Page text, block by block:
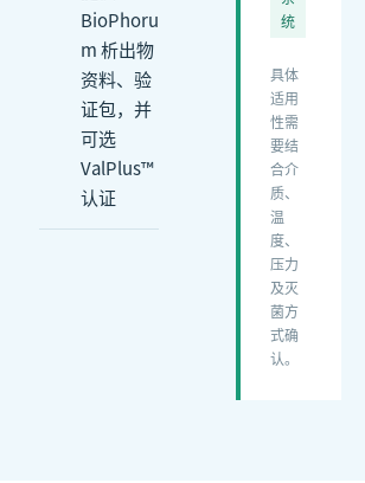
BioPhoru
m 析出物
资料、验
证包，并
可选
ValPlus™
认证
统
具体
适用
性需
要结
合介
质、
温
度、
压力
及灭
菌方
式确
认。